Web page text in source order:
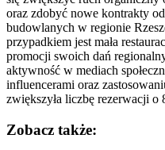
oraz zdobyć nowe kontrakty
budowlanych w regionie
przypadkiem jest mała
promocji swoich dań
aktywność w mediach
influencerami oraz
zwiększyła liczbę rezerwacji o
Zobacz także: